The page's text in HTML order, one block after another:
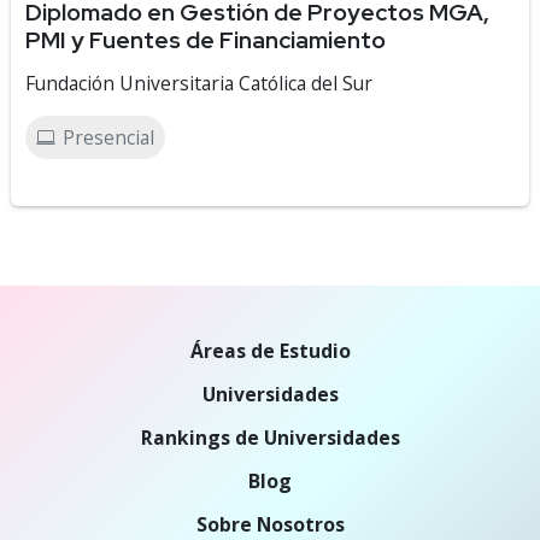
Diplomado en Gestión de Proyectos MGA,
PMI y Fuentes de Financiamiento
Fundación Universitaria Católica del Sur
Presencial
Áreas de Estudio
Universidades
Rankings de Universidades
Blog
Sobre Nosotros